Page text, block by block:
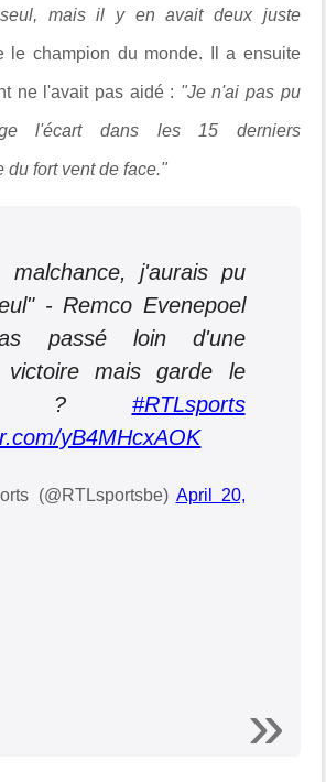
mais il y en avait deux juste
le champion du monde. Il a ensuite
ne l'avait pas aidé : "Je n'ai pas pu
l'écart dans les 15 derniers
du fort vent de face."
malchance, j'aurais pu
- Remco Evenepoel
passé loin d'une
victoire mais garde le
? #RTLsports
yB4MHcxAOK
(@RTLsportsbe) April 20,